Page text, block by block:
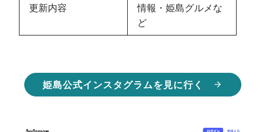
更新内容
情報・姫島グルメな
ど
姫島公式インスタグラムを見に行く